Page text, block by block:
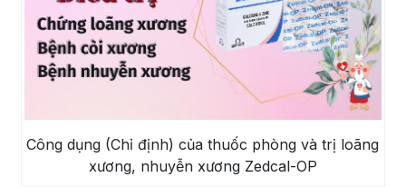
Công dụng (Chỉ định) của thuốc phòng và trị loãng
xương, nhuyễn xương Zedcal-OP